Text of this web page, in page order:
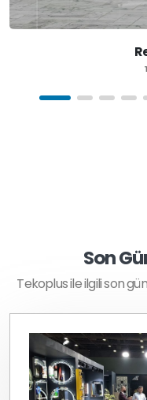
Son
Tekoplus ile ilgili son